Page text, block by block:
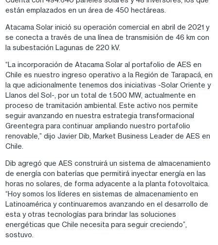
están emplazados en un área de 450 hectáreas.
Atacama Solar inició su operación comercial en abril de 2021 y
se conecta a través de una línea de transmisión de 46 km con
la subestación Lagunas de 220 kV.
“La incorporación de Atacama Solar al portafolio de AES en
Chile es nuestro ingreso operativo a la Región de Tarapacá, en
la que adicionalmente tenemos dos iniciativas -Solar Oriente y
Llanos del Sol-, por un total de 1.500 MW, actualmente en
proceso de tramitación ambiental. Este activo nos permite
seguir avanzando en nuestra estrategia transformacional
Greentegra para continuar ampliando nuestro portafolio
renovable,” dijo Javier Dib, Market Business Leader de AES en
Chile.
Dib agregó que AES construirá un sistema de almacenamiento
de energía con baterías que permitirá inyectar energía en las
horas no solares, de forma adyacente a la planta fotovoltaica.
“Hoy somos los líderes en sistemas de almacenamiento en
Latinoamérica y continuaremos avanzando en el desarrollo de
esta y otras tecnologías para brindar las soluciones
energéticas que Chile necesita para seguir creciendo”,
sostuvo.